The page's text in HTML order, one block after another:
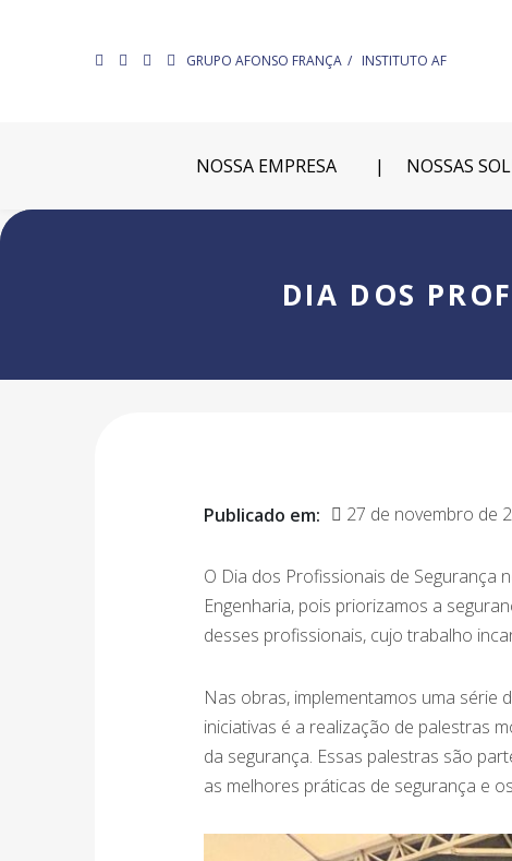
GRUPO AFONSO FRANÇA INSTITUTO AF
NOSSA EMPRESA NOSSAS
DIA DOS
Publicado em: 27 de novembro de
O Dia dos Profissionais de Segurança
Engenharia, pois priorizamos a
desses profissionais, cujo trabalho
Nas obras, implementamos uma série
iniciativas é a realização de palestras
da segurança. Essas palestras são
as melhores práticas de segurança e